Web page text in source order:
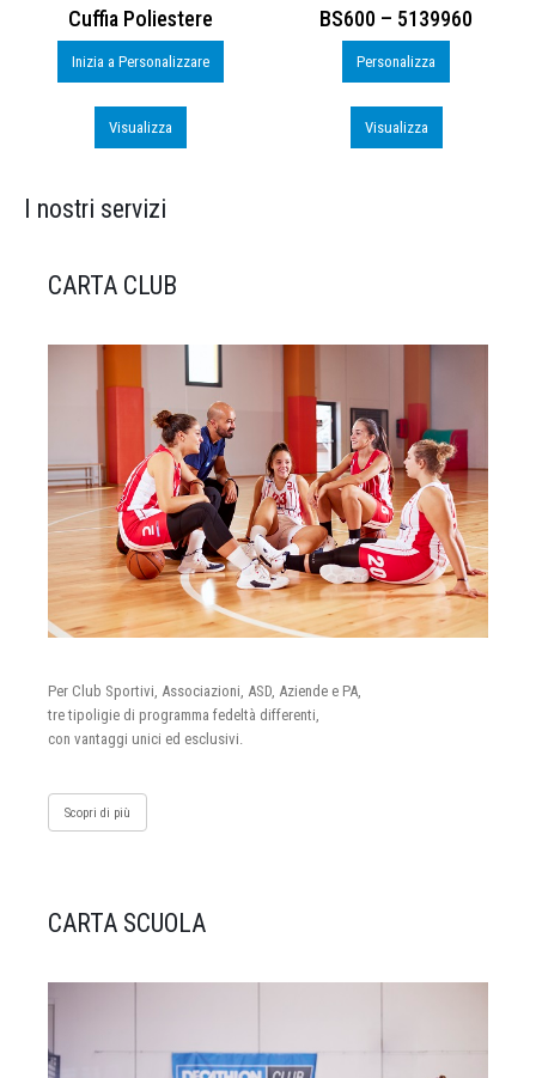
Cuffia Poliestere
Inizia a Personalizzare
Visualizza
BS600 – 5139960
Personalizza
Visualizza
I nostri servizi
CARTA CLUB
Per Club Sportivi, Associazioni, ASD, Aziende e PA,
tre tipoligie di programma fedeltà differenti,
con vantaggi unici ed esclusivi.
Scopri di più
CARTA SCUOLA